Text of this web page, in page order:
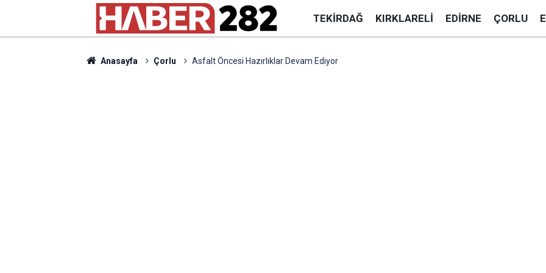
TEKIRDAĞ KIRKLARELI EDIRNE ÇORLU
Anasayfa Çorlu Asfalt Öncesi Hazırlıklar Devam Ediyor